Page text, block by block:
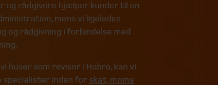
og rådgivere hjælper kunder til en
mens vi ligeledes
og rådgivning i forbindelse med
huser som revisor i Hobro, kan vi
inden for skat, moms